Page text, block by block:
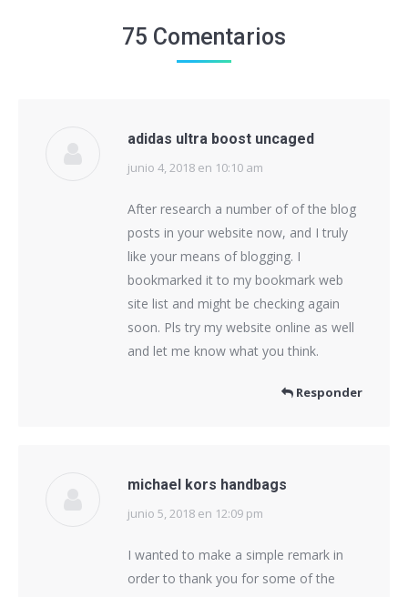
75 Comentarios
adidas ultra boost uncaged
dice:
junio 4, 2018 en 10:10 am
After research a number of of the blog
posts in your website now, and I truly
like your means of blogging. I
bookmarked it to my bookmark web
site list and might be checking again
soon. Pls try my website online as well
and let me know what you think.
Responder
michael kors handbags
dice:
junio 5, 2018 en 12:09 pm
I wanted to make a simple remark in
order to thank you for some of the